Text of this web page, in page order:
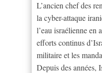
L’ancien chef des
la cyber-attaque
l’eau israélienne en
efforts continus
militaire et les
Depuis des années,